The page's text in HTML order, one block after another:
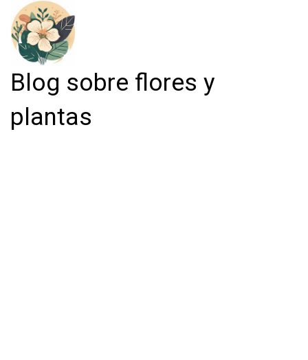
Blog sobre flores y
plantas